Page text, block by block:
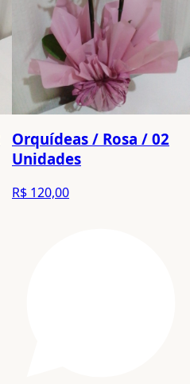
Orquídeas / Rosa / 02
Unidades
R$ 120,00